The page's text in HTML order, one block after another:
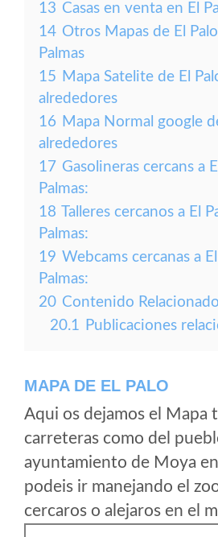
13 Casas en venta en El
14 Otros Mapas de El
Palmas
15 Mapa Satelite de El
alrededores
16 Mapa Normal google
alrededores
17 Gasolineras cercans a
Palmas:
18 Talleres cercanos a El
Palmas:
19 Webcams cercanas a
Palmas:
20 Contenido
20.1 Publicaciones
MAPA DE EL PALO
Aqui os dejamos el Mapa
carreteras como del
ayuntamiento de Moya en
podeis ir manejando el
cercaros o alejaros en el